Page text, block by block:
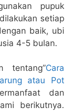
pupuk
setiap
baik, ubi
4-5 bulan.
tentang”Cara
atau Pot
dan
berikutnya.